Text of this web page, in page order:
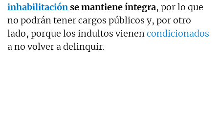
inhabilitaciónse mantiene íntegra, por lo que
no podrán tener cargos públicos y, por otro
lado, porque los indultos vienencondicionados
a no volver a delinquir.